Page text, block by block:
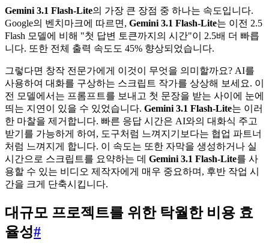
Gemini 3.1 Flash-Lite의 가장 큰 장점 중 하나는 속도입니다.
Google의 벤치마크에 따르면, Gemini 3.1 Flash-Lite는 이전 2.5
Flash 모델에 비해 "첫 답변 토큰까지의 시간"이 2.5배 더 빠릅
니다. 또한 전체 출력 속도도 45% 향상되었습니다.
그렇다면 창작 전문가에게 이것이 무엇을 의미할까요? AI를
사용하여 대화를 구상하는 스크립트 작가를 상상해 보세요. 이
전 모델에서는 프롬프트를 보내고 첫 문장을 받는 사이에 눈에
띄는 지연이 있을 수 있었습니다. Gemini 3.1 Flash-Lite는 이러
한 마찰을 제거합니다. 빠른 응답 시간은 AI와의 대화식 주고
받기를 가능하게 하여, 도구처럼 느껴지기보다는 협업 파트너
처럼 느껴지게 합니다. 이 속도는 또한 자막을 생성하거나 실
시간으로 스크립트를 요약하는 데 Gemini 3.1 Flash-Lite를 사
용할 수 있는 비디오 제작자에게 매우 중요하며, 후반 작업 시
간을 크게 단축시킵니다.
대규모 프로젝트를 위한 탁월한 비용 효
율성#